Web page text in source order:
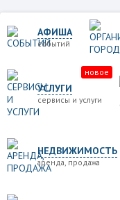
АФИША
событий
УСЛУГИ
сервисы и услуги
новое
НЕДВИЖИМОСТЬ
аренда, продажа